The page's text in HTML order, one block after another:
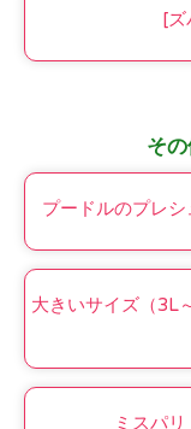
[ズ
そ
プードルのプレ
大きいサイズ（3L
ミスパ